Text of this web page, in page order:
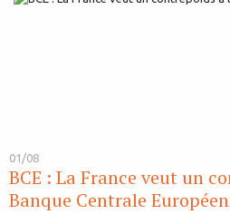
01/08
BCE : La France veut un
Banque Centrale